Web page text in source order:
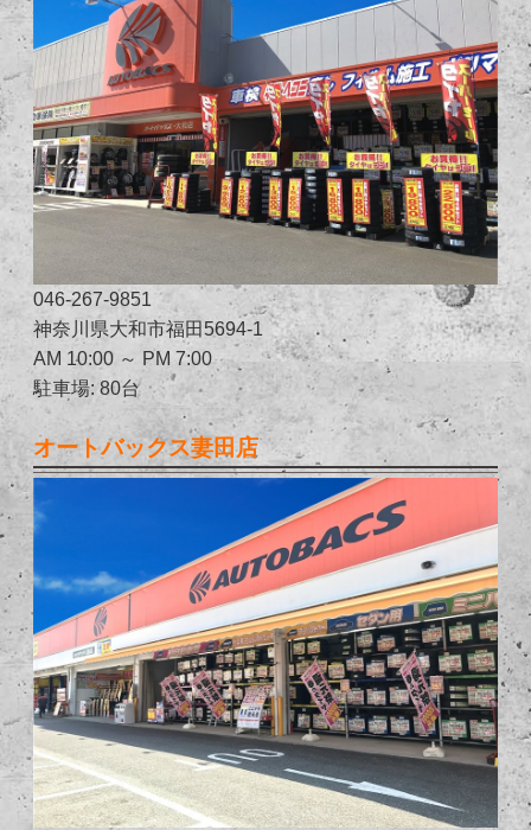
046-267-9851
神奈川県大和市福田5694-1
AM 10:00 ～ PM 7:00
駐車場: 80台
オートバックス妻田店